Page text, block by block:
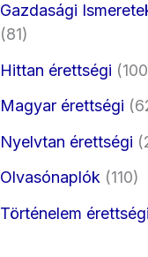
Gazdasági
(81)
Hittan érettségi
Magyar érettségi
Nyelvtan érettségi
Olvasónaplók (110)
Történelem érettségi